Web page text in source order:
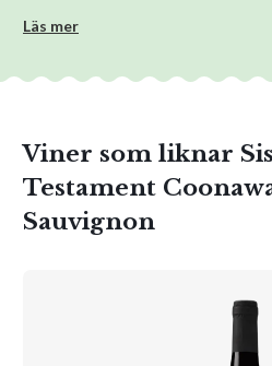
Läs mer
Viner som liknar
Testament
Sauvignon